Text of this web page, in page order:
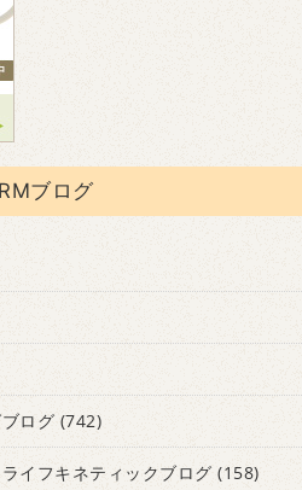
ブログ
ログ (742)
イフキネティックブログ (158)